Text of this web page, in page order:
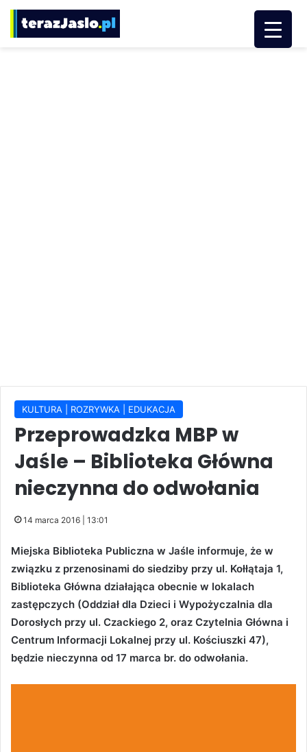
KULTURA | ROZRYWKA | EDUKACJA
Przeprowadzka MBP w
Jaśle – Biblioteka Główna
nieczynna do odwołania
14 marca 2016 | 13:01
Miejska Biblioteka Publiczna w Jaśle informuje, że w
związku z przenosinami do siedziby przy ul. Kołłątaja 1,
Biblioteka Główna działająca obecnie w lokalach
zastępczych (Oddział dla Dzieci i Wypożyczalnia dla
Dorosłych przy ul. Czackiego 2, oraz Czytelnia Główna i
Centrum Informacji Lokalnej przy ul. Kościuszki 47),
będzie nieczynna od 17 marca br. do odwołania.